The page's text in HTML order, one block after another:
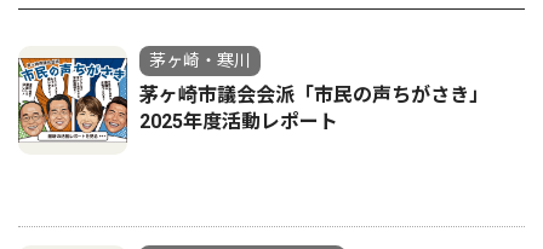
茅ヶ崎・寒川
茅ヶ崎市議会会派「市民の声ちがさき」
2025年度活動レポート